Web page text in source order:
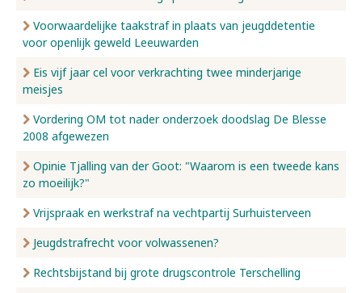
Voorwaardelijke taakstraf in plaats van jeugddetentie
voor openlijk geweld Leeuwarden
Eis vijf jaar cel voor verkrachting twee minderjarige
meisjes
Vordering OM tot nader onderzoek doodslag De Blesse
2008 afgewezen
Opinie Tjalling van der Goot: "Waarom is een tweede kans
zo moeilijk?"
Vrijspraak en werkstraf na vechtpartij Surhuisterveen
Jeugdstrafrecht voor volwassenen?
Rechtsbijstand bij grote drugscontrole Terschelling